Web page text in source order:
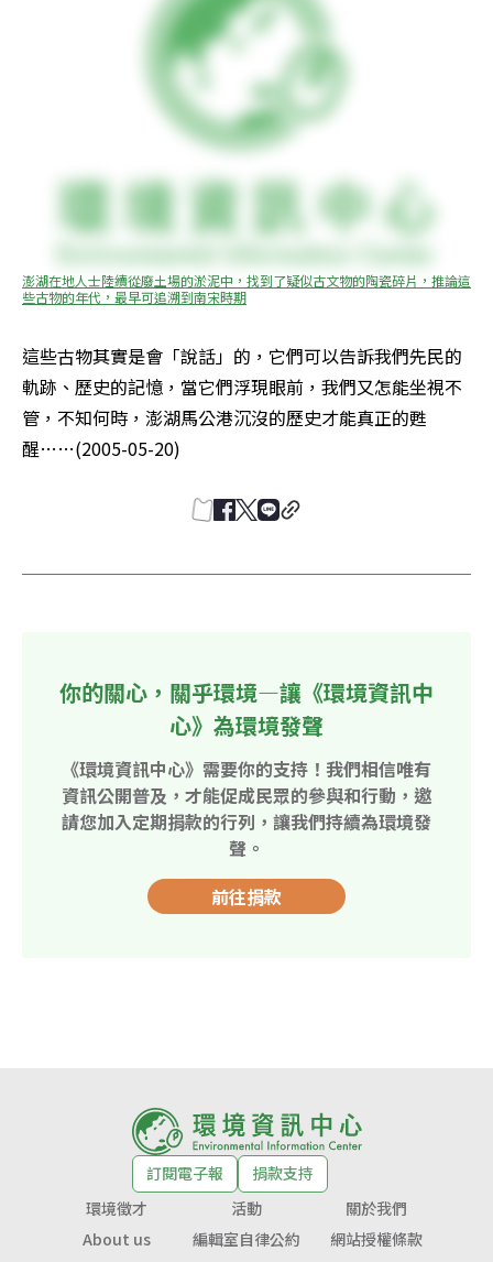
澎湖在地人士陸續從廢土場的淤泥中，找到了疑似古文物的陶瓷碎片，推論這
些古物的年代，最早可追溯到南宋時期
這些古物其實是會「說話」的，它們可以告訴我們先民的
軌跡、歷史的記憶，當它們浮現眼前，我們又怎能坐視不
管，不知何時，澎湖馬公港沉沒的歷史才能真正的甦
醒……(2005-05-20)
你的關心，關乎環境—讓《環境資訊中
心》為環境發聲
《環境資訊中心》需要你的支持！我們相信唯有
資訊公開普及，才能促成民眾的參與和行動，邀
請您加入定期捐款的行列，讓我們持續為環境發
聲。
前往捐款
訂閱電子報
捐款支持
環境徵才
活動
關於我們
About us
編輯室自律公約
網站授權條款